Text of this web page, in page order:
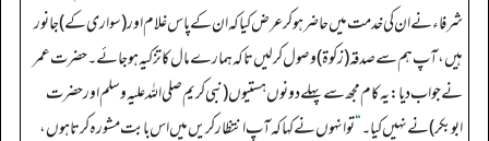
شرفاء نے ان کی خدمت میں حاضر ہوکرعرض کیا کہ ان کے پاس غلام اور(سواری کے)جانور
ہیں، آپ ہم سے صدقہ (زکوۃ) وصول کر لیں تاکہ ہمارے مال کا تزکیہ ہو جائے۔حضرت عمر
نے جواب دیا: یہ کام مجھ سے پہلے دونوں ہستیوں (نبی کریم صلی اللہ علیہ وسلم اور حضرت
ابوبکر) نے نہیں کیا۔“تو انہوں نے کہا کہ آپ انتظار کریں میں اس بابت مشورہ کرتا ہوں،